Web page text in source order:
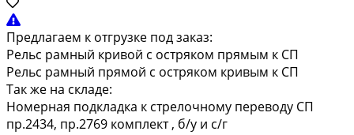
Предлагаем к отгрузке под заказ:
Рельс рамный кривой с остряком прямым к СП
Рельс рамный прямой с остряком кривым к СП
Так же на складе:
Номерная подкладка к стрелочному переводу СП
пр.2434, пр.2769 комплект , б/у и с/г